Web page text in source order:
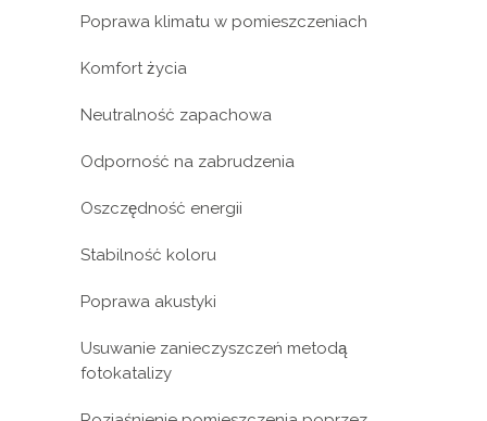
Poprawa klimatu w pomieszczeniach
Komfort życia
Neutralność zapachowa
Odporność na zabrudzenia
Oszczędność energii
Stabilność koloru
Poprawa akustyki
Usuwanie zanieczyszczeń metodą
fotokatalizy